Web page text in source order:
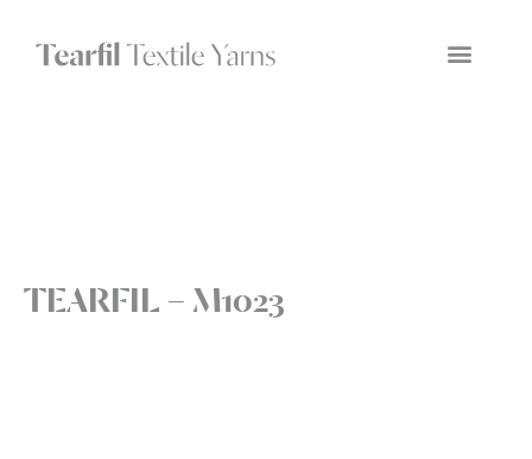
TEARFIL – M1023